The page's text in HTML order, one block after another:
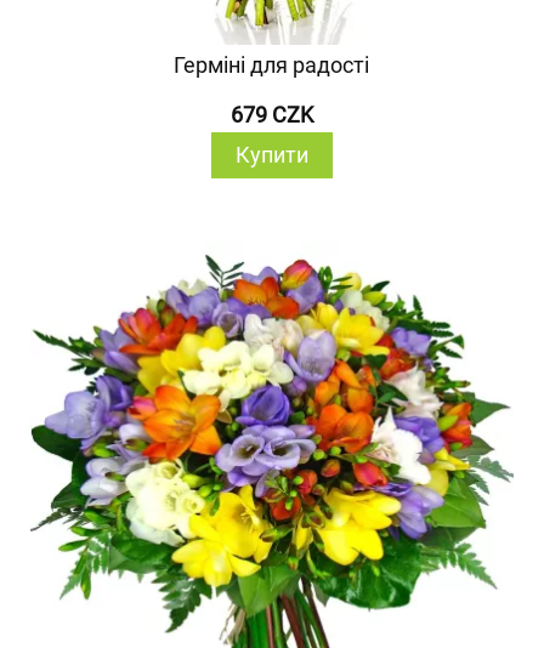
Герміні для радості
679 CZK
Купити